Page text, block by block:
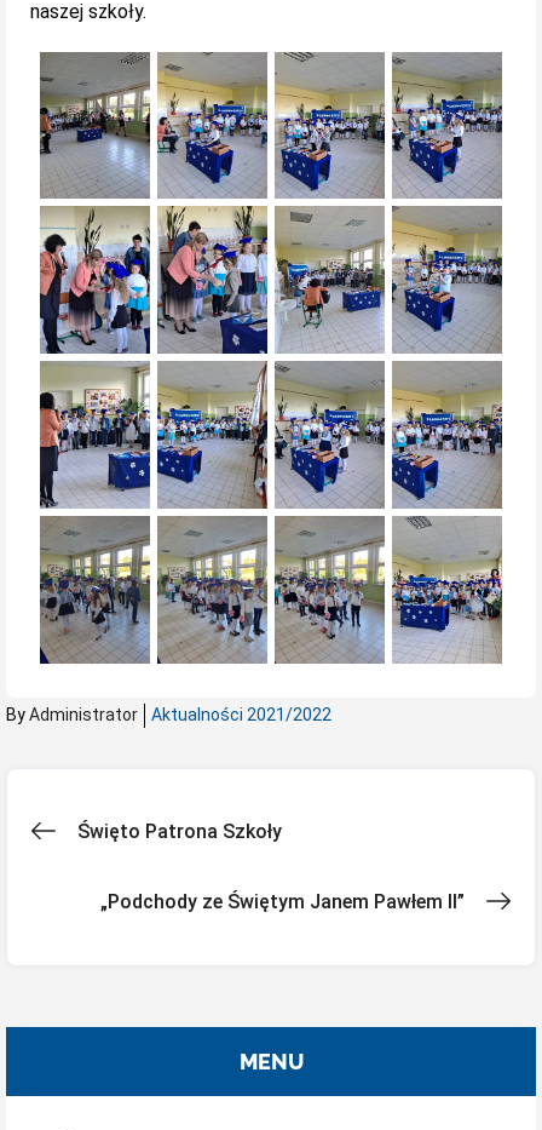
naszej szkoły.
ByAdministrator Aktualności 2021/2022
Nawigacja
wpisu
Święto Patrona Szkoły
„Podchody ze Świętym Janem Pawłem II”
MENU